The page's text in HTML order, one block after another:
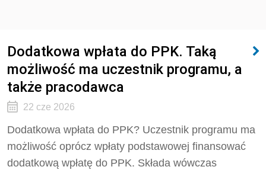
Dodatkowa wpłata do PPK. Taką
możliwość ma uczestnik programu, a
także pracodawca
22 cze 2026
Dodatkowa wpłata do PPK? Uczestnik programu ma
możliwość oprócz wpłaty podstawowej finansować
dodatkową wpłatę do PPK. Składa wówczas